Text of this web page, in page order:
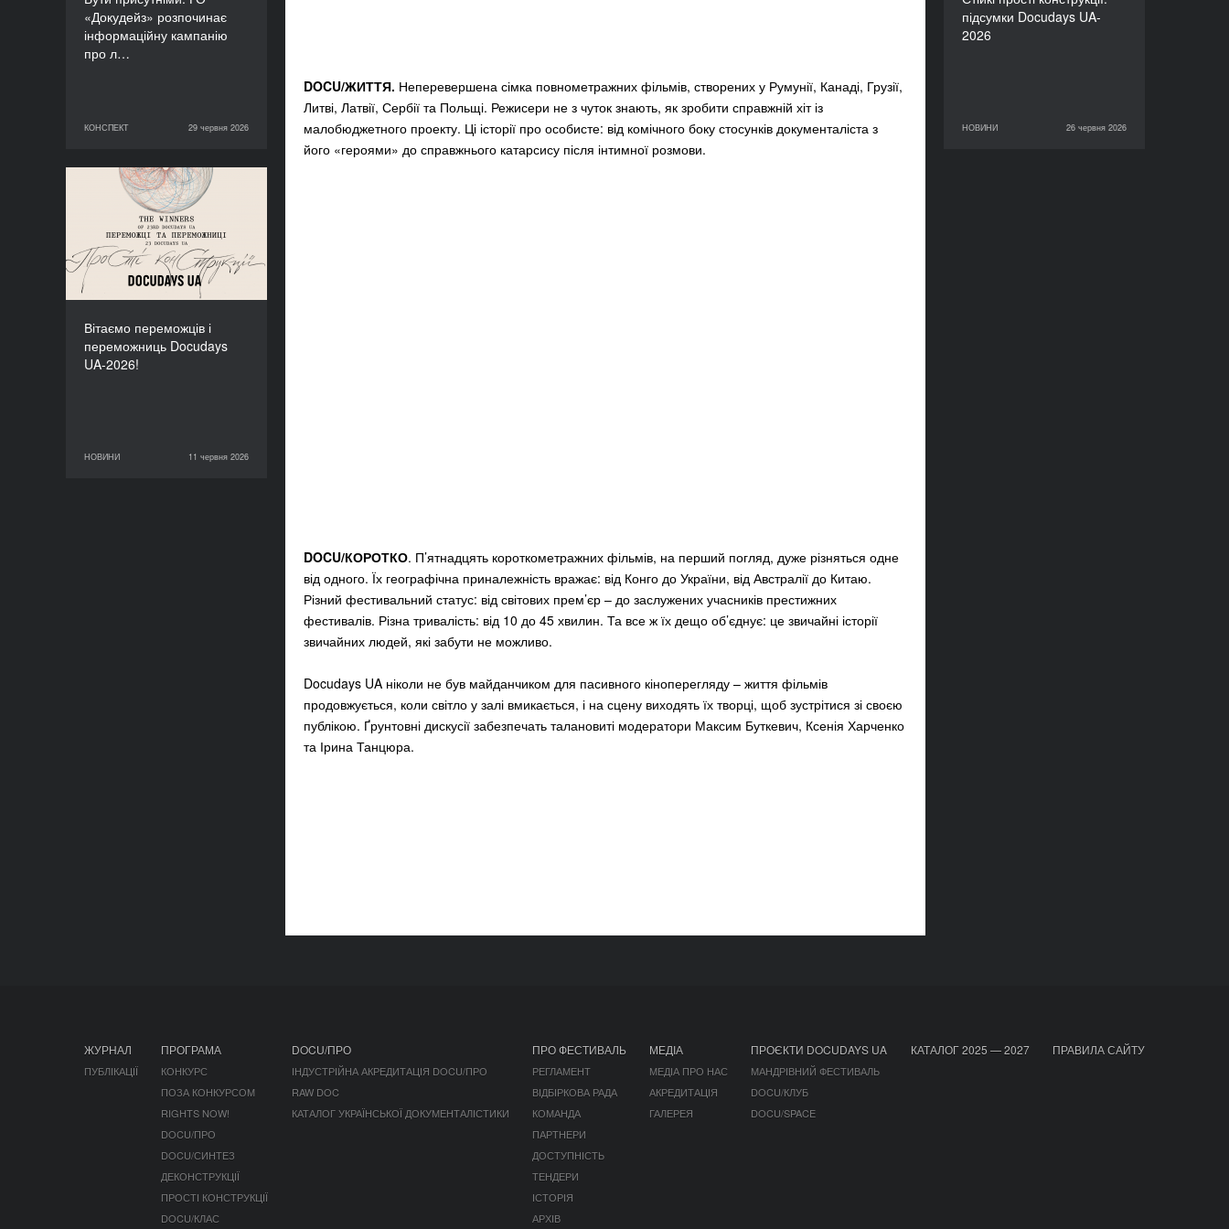
DOCU/ЖИТТЯ. Неперевершена сімка повнометражних фільмів, створених у Румунії, Канаді, Грузії,
Литві, Латвії, Сербії та Польщі. Режисери не з чуток знають, як зробити справжній хіт із
малобюджетного проекту. Ці історії про особисте: від комічного боку стосунків документаліста з
його «героями» до справжнього катарсису після інтимної розмови.
DOCU/КОРОТКО. П’ятнадцять короткометражних фільмів, на перший погляд, дуже різняться одне
від одного. Їх географічна приналежність вражає: від Конго до України, від Австралії до Китаю.
Різний фестивальний статус: від світових прем’єр – до заслужених учасників престижних
фестивалів. Різна тривалість: від 10 до 45 хвилин. Та все ж їх дещо об’єднує: це звичайні історії
звичайних людей, які забути не можливо.
Docudays UA ніколи не був майданчиком для пасивного кіноперегляду – життя фільмів
продовжується, коли світло у залі вмикається, і на сцену виходять їх творці, щоб зустрітися зі своєю
публікою. Ґрунтовні дискусії забезпечать талановиті модератори Максим Буткевич, Ксенія Харченко
та Ірина Танцюра.
«Докудейз» розпочинає
інформаційну кампанію
про л…
КОНСПЕКТ 29 червня 2026
КОНСПЕКТ
29 червня 2026
підсумки Docudays UA-
2026
НОВИНИ 26 червня 2026
НОВИНИ
26 червня 2026
Вітаємо переможців і
переможниць Docudays
UA-2026!
НОВИНИ 11 червня 2026
Вітаємо переможців і
переможниць Docudays
UA-2026!
НОВИНИ
11 червня 2026
ЖУРНАЛ
ПУБЛІКАЦІЇ
ПРОГРАМА
КОНКУРС
ПОЗА КОНКУРСОМ
RIGHTS NOW!
DOCU/ПРО
DOCU/СИНТЕЗ
ДЕКОНСТРУКЦІЇ
ПРОСТІ КОНСТРУКЦІЇ
DOCU/КЛАС
DOCU/ПРО
ІНДУСТРІЙНА АКРЕДИТАЦІЯ DOCU/ПРО
RAW DOC
КАТАЛОГ УКРАЇНСЬКОЇ ДОКУМЕНТАЛІСТИКИ
ПРО ФЕСТИВАЛЬ
РЕГЛАМЕНТ
ВІДБІРКОВА РАДА
КОМАНДА
ПАРТНЕРИ
ДОСТУПНІСТЬ
ТЕНДЕРИ
ІСТОРІЯ
АРХІВ
МЕДІА
МЕДІА ПРО НАС
АКРЕДИТАЦІЯ
ГАЛЕРЕЯ
ПРОЄКТИ DOCUDAYS UA
МАНДРІВНИЙ ФЕСТИВАЛЬ
DOCU/КЛУБ
DOCU/SPACE
КАТАЛОГ 2025 — 2027 ПРАВИЛА САЙТУ